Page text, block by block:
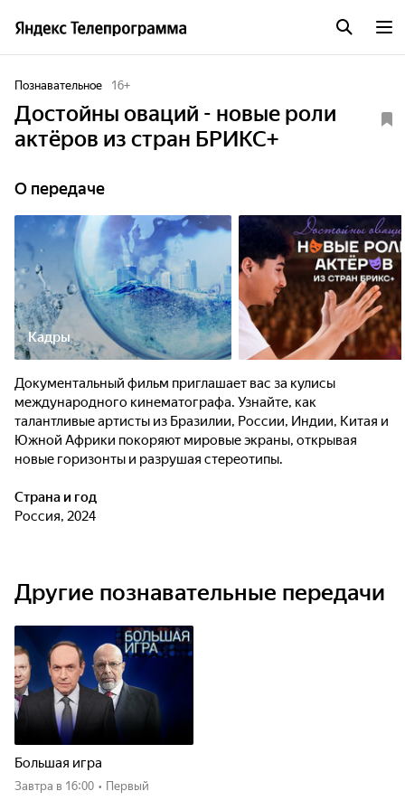
Познавательное 16+
Достойны оваций - новые роли
актёров из стран БРИКС+
О передаче
Кадры
Документальный фильм приглашает вас за кулисы
международного кинематографа. Узнайте, как
талантливые артисты из Бразилии, России, Индии, Китая и
Южной Африки покоряют мировые экраны, открывая
новые горизонты и разрушая стереотипы.
Страна и год
Россия, 2024
Другие познавательные передачи
Большая игра
Завтра в 16:00 • Первый